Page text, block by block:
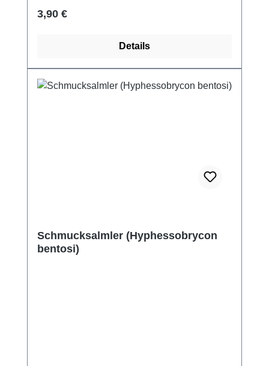
Regulärer Preis:
3,90 €
Details
Schmucksalmler (Hyphessobrycon
bentosi)